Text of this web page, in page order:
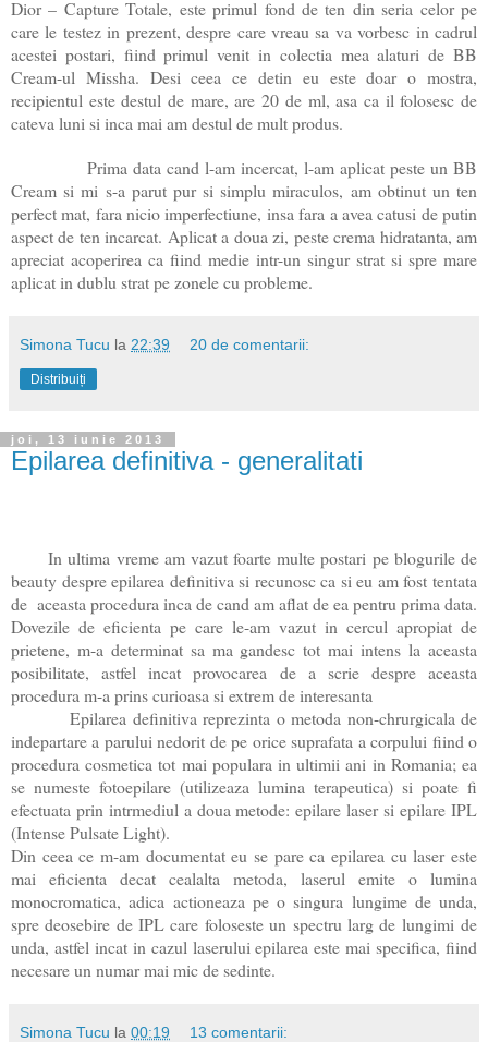
Dior – Capture Totale, este primul fond de ten din seria celor pe
care le testez in prezent, despre care vreau sa va vorbesc in cadrul
acestei postari, fiind primul venit in colectia mea alaturi de BB
Cream-ul Missha. Desi ceea ce detin eu este doar o mostra,
recipientul este destul de mare, are 20 de ml, asa ca il folosesc de
cateva luni si inca mai am destul de mult produs.
Prima data cand l-am incercat, l-am aplicat peste un BB
Cream si mi s-a parut pur si simplu miraculos, am obtinut un ten
perfect mat, fara nicio imperfectiune, insa fara a avea catusi de putin
aspect de ten incarcat. Aplicat a doua zi, peste crema hidratanta, am
apreciat acoperirea ca fiind medie intr-un singur strat si spre mare
aplicat in dublu strat pe zonele cu probleme.
Simona Tucu la 22:39 20 de comentarii:
Distribuiți
joi, 13 iunie 2013
Epilarea definitiva - generalitati
In ultima vreme am vazut foarte multe postari pe blogurile de
beauty despre epilarea definitiva si recunosc ca si eu am fost tentata
de aceasta procedura inca de cand am aflat de ea pentru prima data.
Dovezile de eficienta pe care le-am vazut in cercul apropiat de
prietene, m-a determinat sa ma gandesc tot mai intens la aceasta
posibilitate, astfel incat provocarea de a scrie despre aceasta
procedura m-a prins curioasa si extrem de interesanta
Epilarea definitiva reprezinta o metoda non-chrurgicala de
indepartare a parului nedorit de pe orice suprafata a corpului fiind o
procedura cosmetica tot mai populara in ultimii ani in Romania; ea
se numeste fotoepilare (utilizeaza lumina terapeutica) si poate fi
efectuata prin intrmediul a doua metode: epilare laser si epilare IPL
(Intense Pulsate Light).
Din ceea ce m-am documentat eu se pare ca epilarea cu laser este
mai eficienta decat cealalta metoda, laserul emite o lumina
monocromatica, adica actioneaza pe o singura lungime de unda,
spre deosebire de IPL care foloseste un spectru larg de lungimi de
unda, astfel incat in cazul laserului epilarea este mai specifica, fiind
necesare un numar mai mic de sedinte.
Simona Tucu la 00:19 13 comentarii: